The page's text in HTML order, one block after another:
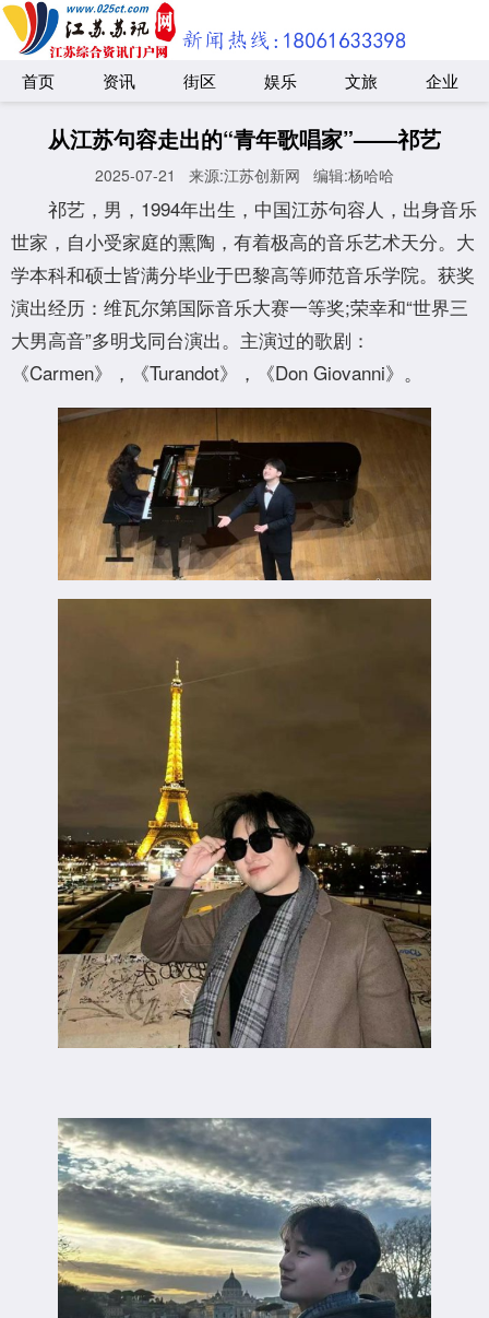
首页 资讯 街区 娱乐 文旅 企业
从江苏句容走出的“青年歌唱家”——祁艺
2025-07-21 来源:江苏创新网 编辑:杨哈哈
祁艺，男，1994年出生，中国江苏句容人，出身音乐
世家，自小受家庭的熏陶，有着极高的音乐艺术天分。大
学本科和硕士皆满分毕业于巴黎高等师范音乐学院。获奖
演出经历：维瓦尔第国际音乐大赛一等奖;荣幸和“世界三
大男高音”多明戈同台演出。主演过的歌剧：
《Carmen》，《Turandot》，《Don Giovanni》。